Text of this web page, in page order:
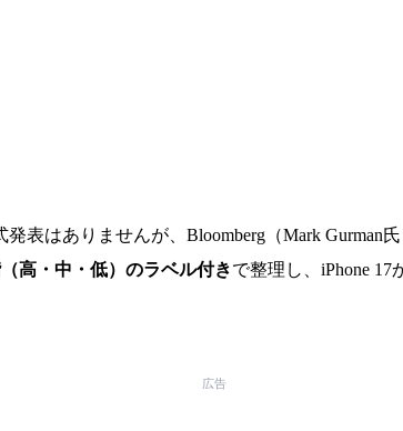
発表はありませんが、Bloomberg（Mark
高・中・低）のラベル付きで整理し、iPhone 17
広告